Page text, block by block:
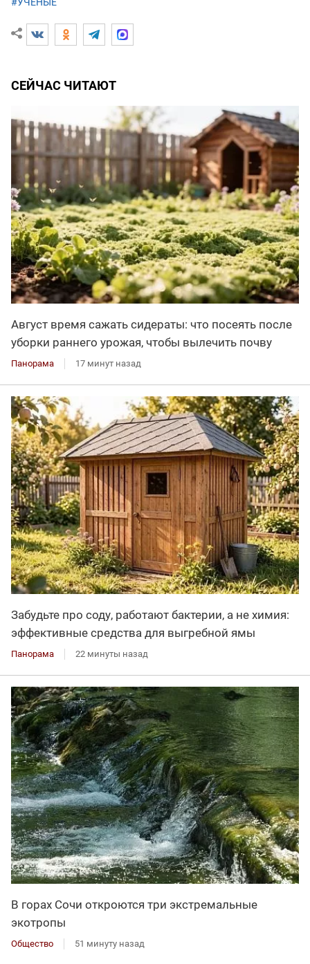
#УЧЕНЫЕ
СЕЙЧАС ЧИТАЮТ
Август время сажать сидераты: что посеять после
уборки раннего урожая, чтобы вылечить почву
Панорама 17 минут назад
Забудьте про соду, работают бактерии, а не химия:
эффективные средства для выгребной ямы
Панорама 22 минуты назад
В горах Сочи откроются три экстремальные
экотропы
Общество 51 минуту назад